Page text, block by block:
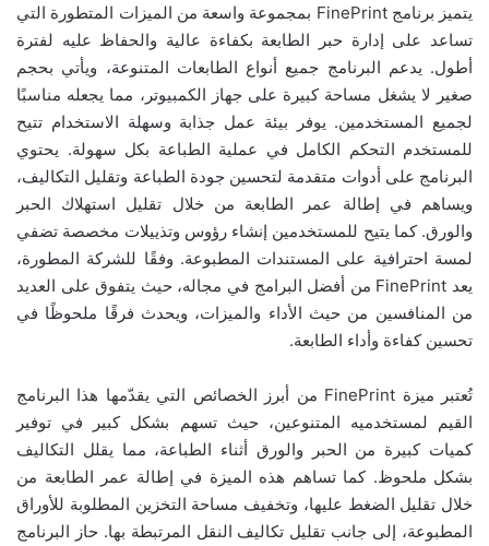
يتميز برنامج FinePrint بمجموعة واسعة من الميزات المتطورة التي
تساعد على إدارة حبر الطابعة بكفاءة عالية والحفاظ عليه لفترة
أطول. يدعم البرنامج جميع أنواع الطابعات المتنوعة، ويأتي بحجم
صغير لا يشغل مساحة كبيرة على جهاز الكمبيوتر، مما يجعله مناسبًا
لجميع المستخدمين. يوفر بيئة عمل جذابة وسهلة الاستخدام تتيح
للمستخدم التحكم الكامل في عملية الطباعة بكل سهولة. يحتوي
البرنامج على أدوات متقدمة لتحسين جودة الطباعة وتقليل التكاليف،
ويساهم في إطالة عمر الطابعة من خلال تقليل استهلاك الحبر
والورق. كما يتيح للمستخدمين إنشاء رؤوس وتذييلات مخصصة تضفي
لمسة احترافية على المستندات المطبوعة. وفقًا للشركة المطورة،
يعد FinePrint من أفضل البرامج في مجاله، حيث يتفوق على العديد
من المنافسين من حيث الأداء والميزات، ويحدث فرقًا ملحوظًا في
تحسين كفاءة وأداء الطابعة.
تُعتبر ميزة FinePrint من أبرز الخصائص التي يقدّمها هذا البرنامج
القيم لمستخدميه المتنوعين، حيث تسهم بشكل كبير في توفير
كميات كبيرة من الحبر والورق أثناء الطباعة، مما يقلل التكاليف
بشكل ملحوظ. كما تساهم هذه الميزة في إطالة عمر الطابعة من
خلال تقليل الضغط عليها، وتخفيف مساحة التخزين المطلوبة للأوراق
المطبوعة، إلى جانب تقليل تكاليف النقل المرتبطة بها. حاز البرنامج